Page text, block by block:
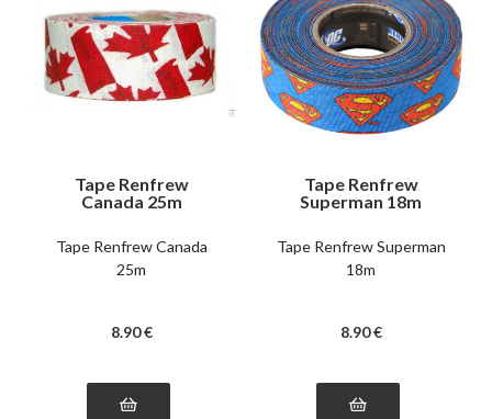
Tape Renfrew
Canada 25m
Tape Renfrew Canada
25m
8.90 €
Tape Renfrew
Superman 18m
Tape Renfrew Superman
18m
8.90 €